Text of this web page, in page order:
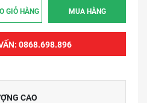
GIỎ HÀNG MUA HÀNG
0868.698.896
CAO